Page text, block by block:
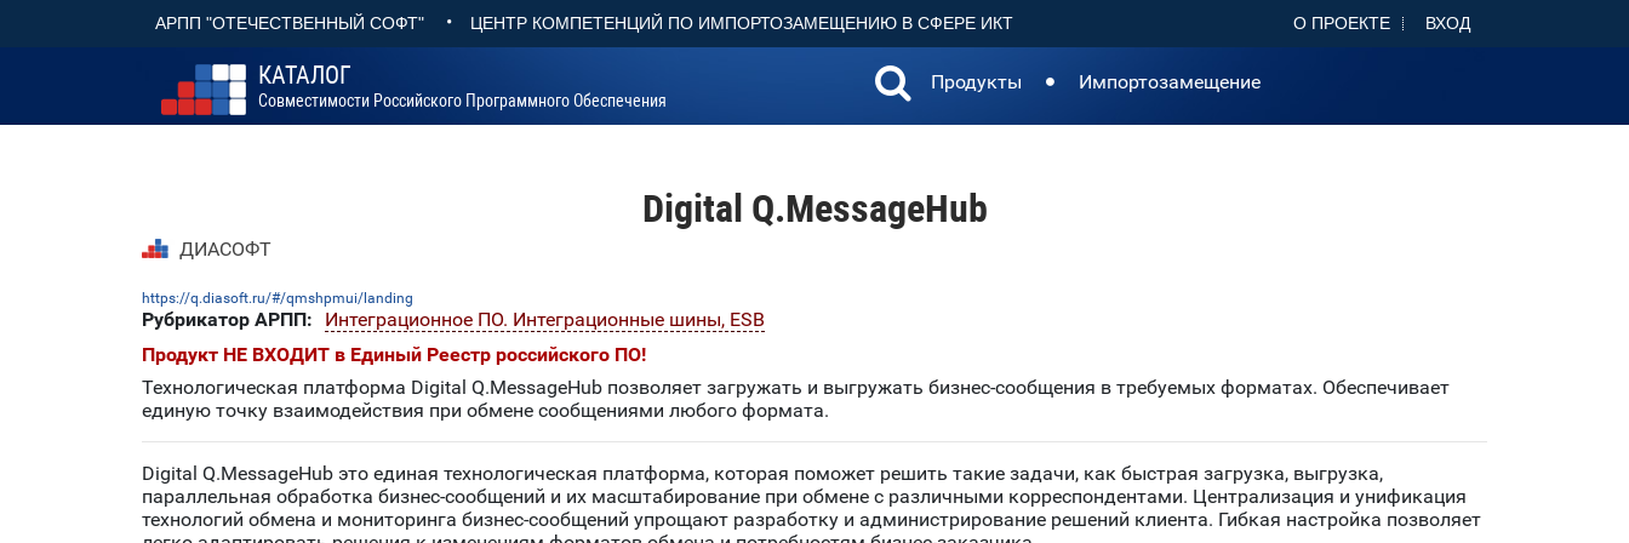
АРПП "ОТЕЧЕСТВЕННЫЙ СОФТ" • ЦЕНТР КОМПЕТЕНЦИЙ ПО ИМПОРТОЗАМЕЩЕНИЮ В СФЕРЕ ИКТ О ПРОЕКТЕ ВХОД
КАТАЛОГ
Совместимости Российского Программного Обеспечения
Продукты Импортозамещение
Digital Q.MessageHub
ДИАСОФТ
https://q.diasoft.ru/#/qmshpmui/landing
Рубрикатор АРПП:
Интеграционное ПО. Интеграционные шины, ESB
Продукт НЕ ВХОДИТ в Единый Реестр российского ПО!
Технологическая платформа Digital Q.MessageHub позволяет загружать и выгружать бизнес-сообщения в требуемых форматах. Обеспечивает
единую точку взаимодействия при обмене сообщениями любого формата.
Digital Q.MessageHub это единая технологическая платформа, которая поможет решить такие задачи, как быстрая загрузка, выгрузка,
параллельная обработка бизнес-сообщений и их масштабирование при обмене с различными корреспондентами. Централизация и унификация
технологий обмена и мониторинга бизнес-сообщений упрощают разработку и администрирование решений клиента. Гибкая настройка позволяет